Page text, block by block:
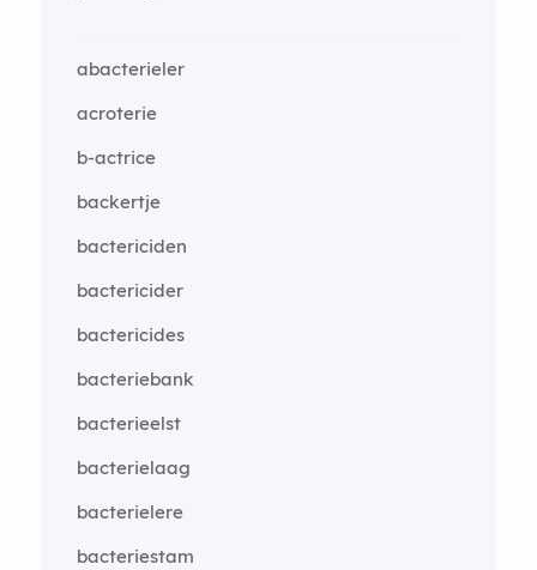
abacterieler
acroterie
b-actrice
backertje
bactericiden
bactericider
bactericides
bacteriebank
bacterieelst
bacterielaag
bacterielere
bacteriestam